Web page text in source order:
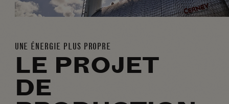
UNE ÉNERGIE PLUS PROPRE
LE PROJET
DE